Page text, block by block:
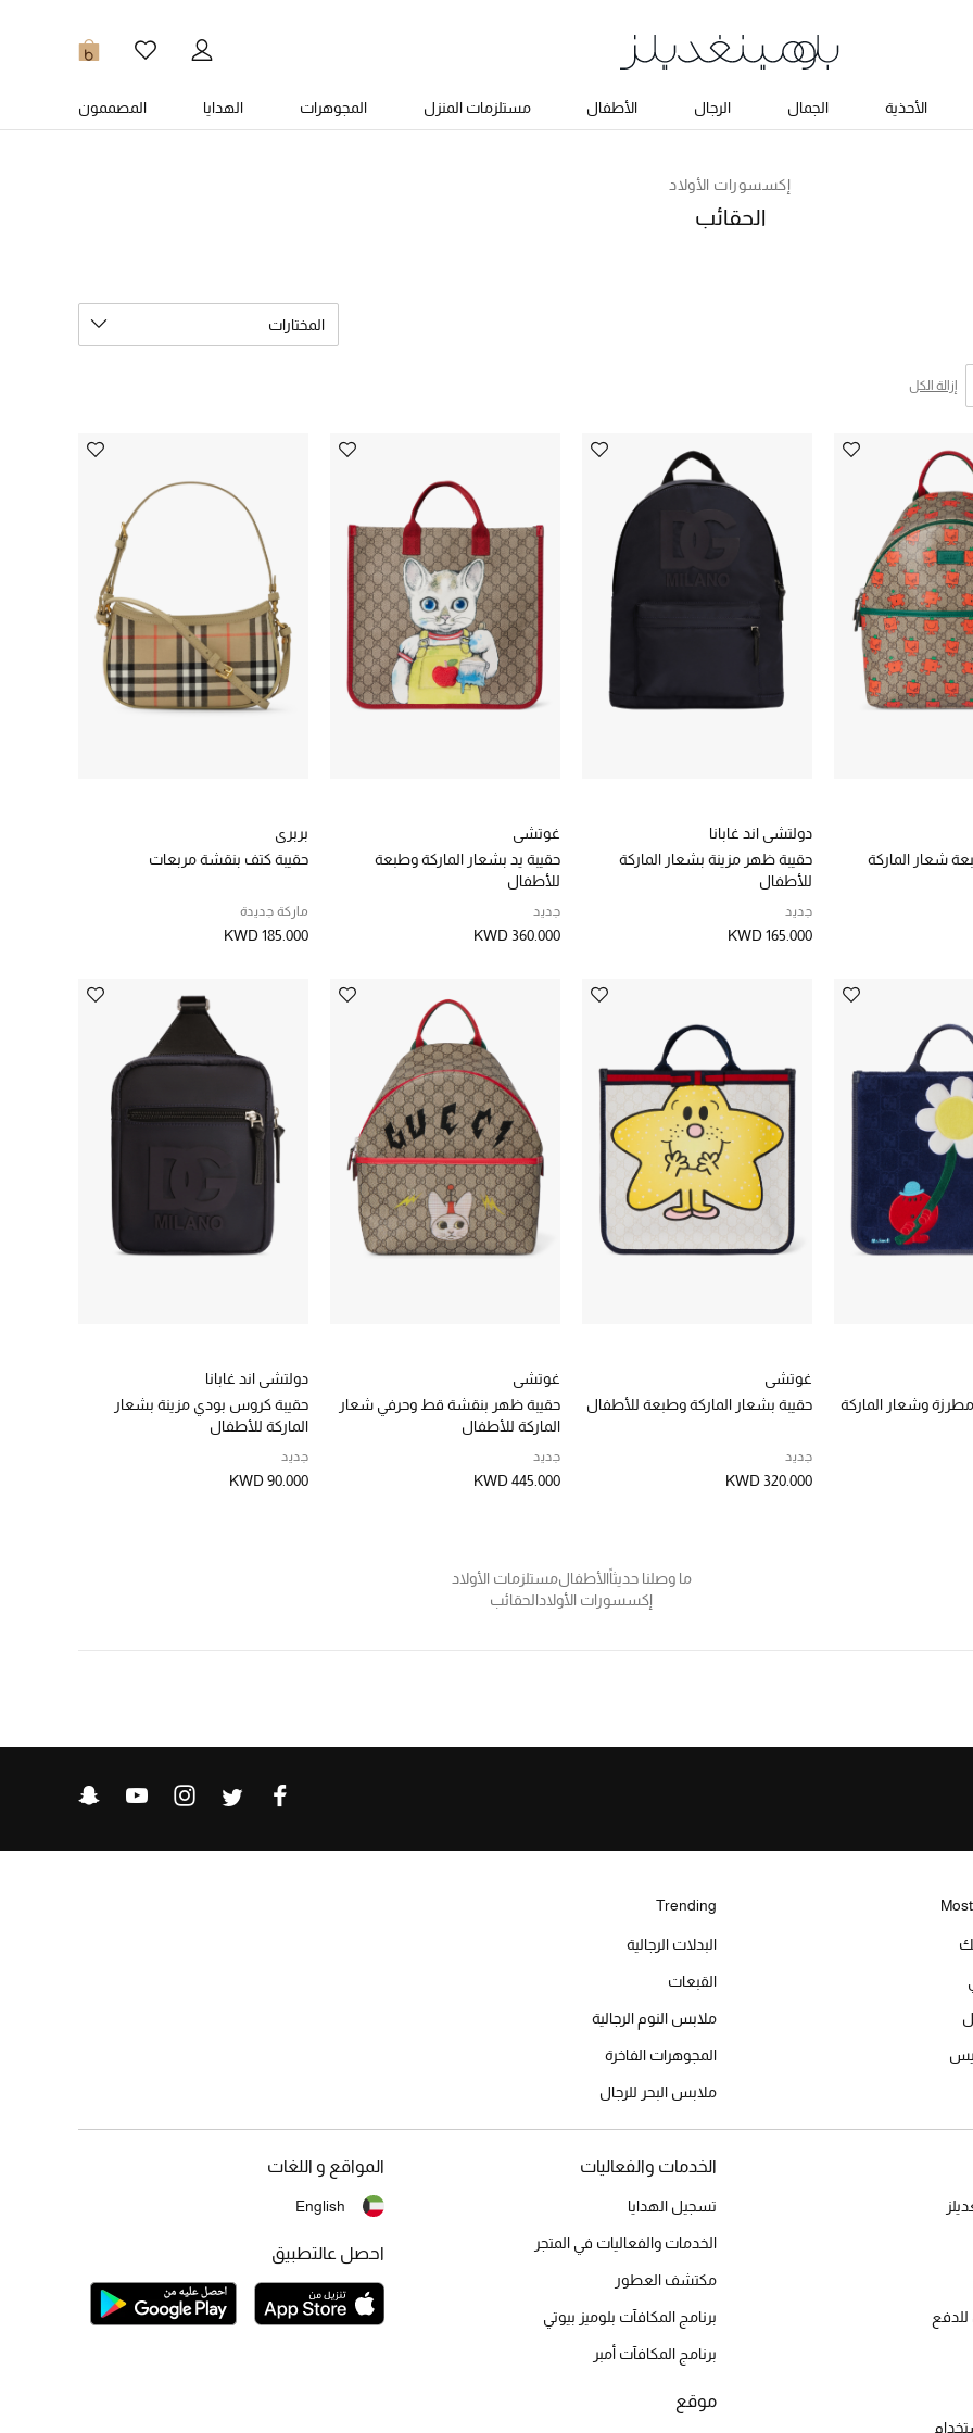
0
الأحذية الجمال الرجال الأطفال مستلزمات المنزل المجوهرات الهدايا المصممون
إكسسورات الأولاد
الحقائب
المختارات
البحث النوع المحدد
إزالة الكل
شعار الماركة
دولتشي اند غابانا
حقيبة ظهر مزينة بشعار الماركة
للأطفال
جديد
KWD 165.000
غوتشي
حقيبة يد بشعار الماركة وطبعة
للأطفال
جديد
KWD 360.000
بربري
حقيبة كتف بنقشة مربعات
ماركة جديدة
KWD 185.000
وشعار الماركة
غوتشي
حقيبة بشعار الماركة وطبعة للأطفال
جديد
KWD 320.000
غوتشي
حقيبة ظهر بنقشة قط وحرفي شعار
الماركة للأطفال
جديد
KWD 445.000
دولتشي اند غابانا
حقيبة كروس بودي مزينة بشعار
الماركة للأطفال
جديد
KWD 90.000
ما وصلنا حديثاًالأطفالمستلزمات الأولاد
إكسسورات الأولادالحقائب
Trending
البدلات الرجالية
القبعات
ملابس النوم الرجالية
المجوهرات الفاخرة
ملابس البحر للرجال
الخدمات والفعاليات
تسجيل الهدايا
الخدمات والفعاليات في المتجر
مكتشف العطور
برنامج المكافآت بلوميز بيوتي
برنامج المكافآت أمبر
موقع
المواقع و اللغات
English
احصل عالتطبيق